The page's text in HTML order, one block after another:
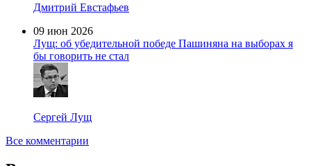
Дмитрий Евстафьев
09 июн 2026
Лущ: об убедительной победе Пашиняна на выборах я
бы говорить не стал
Сергей Лущ
Все комментарии